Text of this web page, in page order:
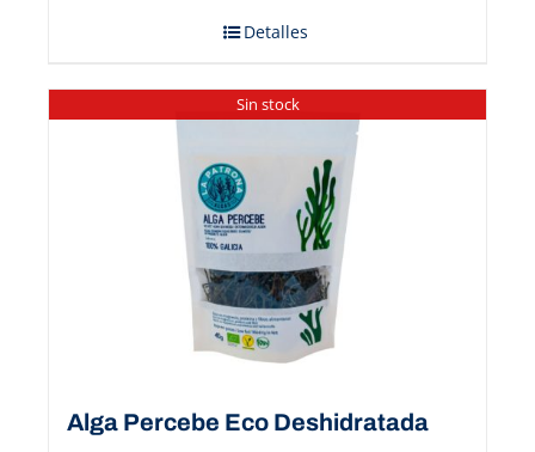
Detalles
Sin stock
Alga Percebe Eco Deshidratada